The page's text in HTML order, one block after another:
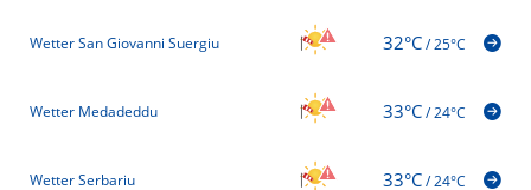
Wetter San Giovanni Suergiu 32°C/25°C
Wetter Medadeddu 33°C/24°C
Wetter Serbariu 33°C/24°C